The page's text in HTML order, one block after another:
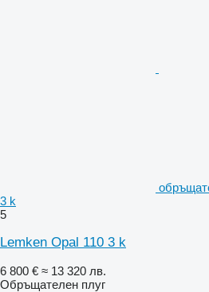
3 k
5
Lemken Opal 110 3 k
6 800 € ≈ 13 320 лв.
Обръщателен плуг